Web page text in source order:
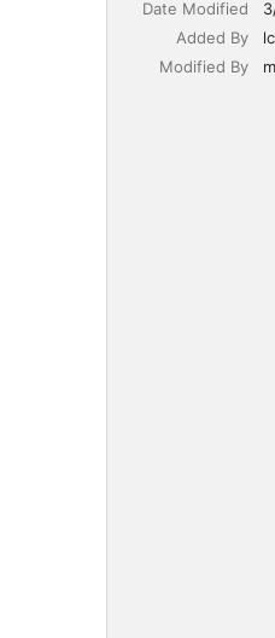
Date Modified
Added By
Modified By